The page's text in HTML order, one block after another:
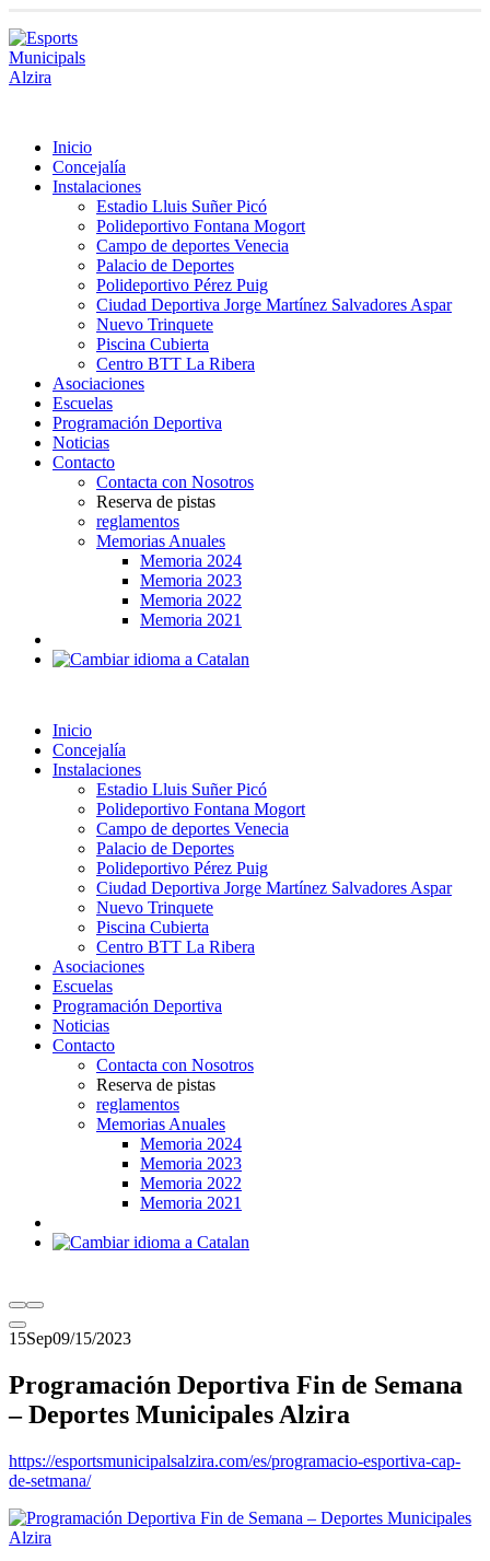
Inicio
Concejalía
Instalaciones
Estadio Lluis Suñer Picó
Polideportivo Fontana Mogort
Campo de deportes Venecia
Palacio de Deportes
Polideportivo Pérez Puig
Ciudad Deportiva Jorge Martínez Salvadores Aspar
Nuevo Trinquete
Piscina Cubierta
Centro BTT La Ribera
Asociaciones
Escuelas
Programación Deportiva
Noticias
Contacto
Contacta con Nosotros
Reserva de pistas
reglamentos
Memorias Anuales
Memoria 2024
Memoria 2023
Memoria 2022
Memoria 2021
Inicio
Concejalía
Instalaciones
Estadio Lluis Suñer Picó
Polideportivo Fontana Mogort
Campo de deportes Venecia
Palacio de Deportes
Polideportivo Pérez Puig
Ciudad Deportiva Jorge Martínez Salvadores Aspar
Nuevo Trinquete
Piscina Cubierta
Centro BTT La Ribera
Asociaciones
Escuelas
Programación Deportiva
Noticias
Contacto
Contacta con Nosotros
Reserva de pistas
reglamentos
Memorias Anuales
Memoria 2024
Memoria 2023
Memoria 2022
Memoria 2021
15Sep09/15/2023
Programación Deportiva Fin de Semana
– Deportes Municipales Alzira
https://esportsmunicipalsalzira.com/es/programacio-esportiva-cap-
de-setmana/